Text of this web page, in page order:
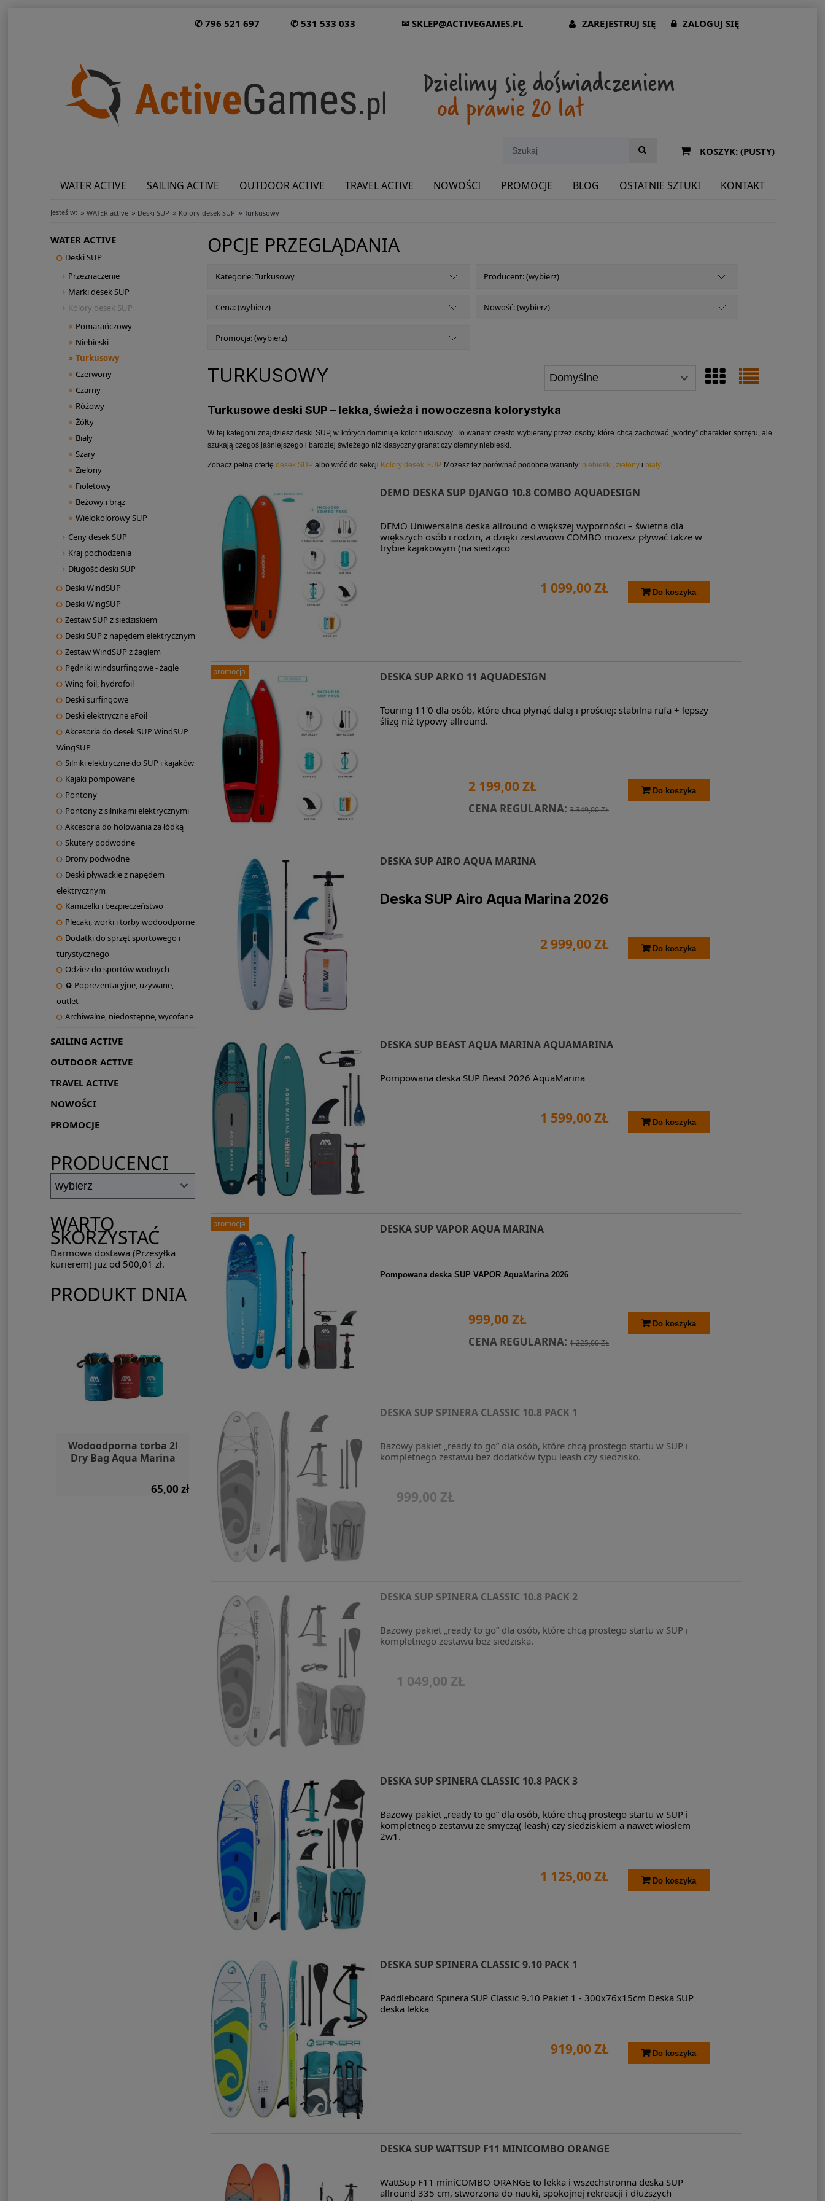
✆ 796 521 697 ✆ 531 533 033 ✉ SKLEP@ACTIVEGAMES.PL ZAREJESTRUJ SIĘ ZALOGUJ SIĘ
KOSZYK: (PUSTY)
WATER ACTIVE SAILING ACTIVE OUTDOOR ACTIVE TRAVEL ACTIVE NOWOŚCI PROMOCJE BLOG OSTATNIE SZTUKI KONTAKT
Jesteś w: » WATER active » Deski SUP » Kolory desek SUP » Turkusowy
WATER ACTIVE
Deski SUP
Przeznaczenie
Marki desek SUP
Kolory desek SUP
Pomarańczowy
Niebieski
Turkusowy
Czerwony
Czarny
Różowy
Żółty
Biały
Szary
Zielony
Fioletowy
Beżowy i brąz
Wielokolorowy SUP
Ceny desek SUP
Kraj pochodzenia
Długość deski SUP
Deski WindSUP
Deski WingSUP
Zestaw SUP z siedziskiem
Deski SUP z napędem elektrycznym
Zestaw WindSUP z żaglem
Pędniki windsurfingowe - żagle
Wing foil, hydrofoil
Deski surfingowe
Deski elektryczne eFoil
Akcesoria do desek SUP WindSUP
WingSUP
Silniki elektryczne do SUP i kajaków
Kajaki pompowane
Pontony
Pontony z silnikami elektrycznymi
Akcesoria do holowania za łódką
Skutery podwodne
Drony podwodne
Deski pływackie z napędem
elektrycznym
Kamizelki i bezpieczeństwo
Plecaki, worki i torby wodoodporne
Dodatki do sprzęt sportowego i
turystycznego
Odzież do sportów wodnych
♻ Poprezentacyjne, używane,
outlet
Archiwalne, niedostępne, wycofane
SAILING ACTIVE
OUTDOOR ACTIVE
TRAVEL ACTIVE
NOWOŚCI
PROMOCJE
PRODUCENCI
WARTO
SKORZYSTAĆ
Darmowa dostawa (Przesyłka
kurierem) już od 500,01 zł.
PRODUKT DNIA
Wodoodporna torba 2l
Dry Bag Aqua Marina
65,00 zł
Deska SUP Glow Aqua
Marina 2025
2 099,00 zł
Cena regularna: 2 999,00 zł
SIGG Butelka Mountain
Red 1l
109,00 zł
Skuter podwodny /
napęd elektryczny
Silnik elektryczny Travel
OPCJE PRZEGLĄDANIA
Kategorie: Turkusowy Producent: (wybierz)
Cena: (wybierz) Nowość: (wybierz)
Promocja: (wybierz)
TURKUSOWY
Turkusowe deski SUP – lekka, świeża i nowoczesna kolorystyka
W tej kategorii znajdziesz deski SUP, w których dominuje kolor turkusowy. To wariant często wybierany przez osoby, które chcą zachować „wodny” charakter sprzętu, ale
szukają czegoś jaśniejszego i bardziej świeżego niż klasyczny granat czy ciemny niebieski.
Zobacz pełną ofertę desek SUPalbo wróć do sekcji Kolory desek SUP. Możesz też porównać podobne warianty: niebieski, zielonyi biały.
DEMO DESKA SUP DJANGO 10.8 COMBO AQUADESIGN
DEMO Uniwersalna deska allround o większej wyporności – świetna dla
większych osób i rodzin, a dzięki zestawowi COMBO możesz pływać także w
trybie kajakowym (na siedząco
1 099,00 ZŁ Do koszyka
DESKA SUP ARKO 11 AQUADESIGN
Touring 11'0 dla osób, które chcą płynąć dalej i prościej: stabilna rufa + lepszy
ślizg niż typowy allround.
2 199,00 ZŁ
CENA REGULARNA: 3 349,00 ZŁ
Do koszyka
promocja
DESKA SUP AIRO AQUA MARINA
Deska SUP Airo Aqua Marina 2026
2 999,00 ZŁ Do koszyka
DESKA SUP BEAST AQUA MARINA AQUAMARINA
Pompowana deska SUP Beast 2026 AquaMarina
1 599,00 ZŁ Do koszyka
DESKA SUP VAPOR AQUA MARINA
Pompowana deska SUP VAPOR AquaMarina 2026
999,00 ZŁ
CENA REGULARNA: 1 225,00 ZŁ
Do koszyka
promocja
DESKA SUP SPINERA CLASSIC 10.8 PACK 1
Bazowy pakiet „ready to go” dla osób, które chcą prostego startu w SUP i
kompletnego zestawu bez dodatków typu leash czy siedzisko.
999,00 ZŁ
DESKA SUP SPINERA CLASSIC 10.8 PACK 2
Bazowy pakiet „ready to go” dla osób, które chcą prostego startu w SUP i
kompletnego zestawu bez siedziska.
1 049,00 ZŁ
DESKA SUP SPINERA CLASSIC 10.8 PACK 3
Bazowy pakiet „ready to go” dla osób, które chcą prostego startu w SUP i
kompletnego zestawu ze smyczą( leash) czy siedziskiem a nawet wiosłem
2w1.
1 125,00 ZŁ Do koszyka
DESKA SUP SPINERA CLASSIC 9.10 PACK 1
Paddleboard Spinera SUP Classic 9.10 Pakiet 1 - 300x76x15cm Deska SUP
deska lekka
919,00 ZŁ Do koszyka
DESKA SUP WATTSUP F11 MINICOMBO ORANGE
WattSup F11 miniCOMBO ORANGE to lekka i wszechstronna deska SUP
allround 335 cm, stworzona do nauki, spokojnej rekreacji i dłuższych